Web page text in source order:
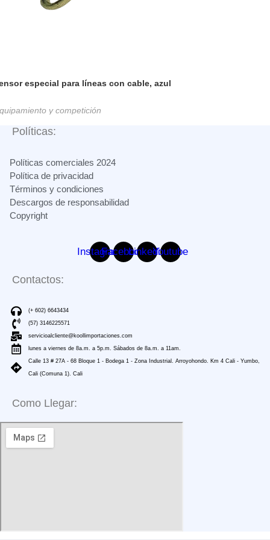
especial para líneas con cable, azul
y competición
Políticas:
Políticas comerciales 2024
Política de privacidad
Términos y condiciones
Descargos de responsabilidad
Copyright
InstagramFacebookLinkedinYoutube
Contactos:
(+ 602) 6643434
(57) 3146225571
servicioalcliente@koollimportaciones.com
lunes a viernes de 8a.m. a 5p.m. Sábados de 8a.m. a 11am.
Calle 13 # 27A - 68 Bloque 1 - Bodega 1 - Zona Industrial. Arroyohondo. Km 4 Cali - Yumbo,
Cali (Comuna 1). Cali
Como Llegar: